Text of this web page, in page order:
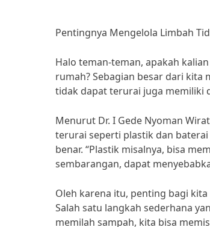
Pentingnya Mengelola Limbah
Halo teman-teman, apakah
rumah? Sebagian besar dari
tidak dapat terurai juga memiliki
Menurut Dr. I Gede Nyoman
terurai seperti plastik dan
benar. “Plastik misalnya, bisa
sembarangan, dapat
Oleh karena itu, penting bagi
Salah satu langkah sederhana
memilah sampah, kita bisa